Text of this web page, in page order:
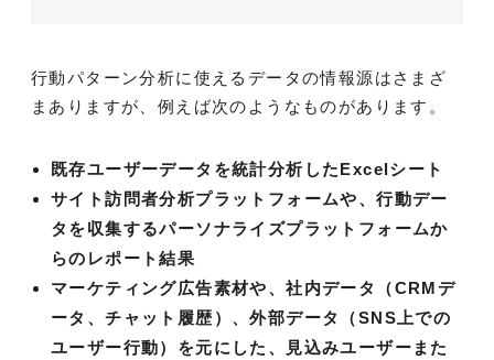
行動パターン分析に使えるデータの情報源はさまざ
まありますが、例えば次のようなものがあります。
既存ユーザーデータを統計分析したExcelシート
サイト訪問者分析プラットフォームや、行動デー
タを収集するパーソナライズプラットフォームか
らのレポート結果
マーケティング広告素材や、社内データ（CRMデ
ータ、チャット履歴）、外部データ（SNS上での
ユーザー行動）を元にした、見込みユーザーまた